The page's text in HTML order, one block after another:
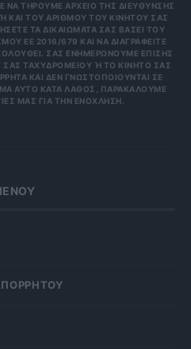
ΤΗΡΟΎΜΕ ΑΡΧΕΊΟ ΤΗΣ ΔΙΕΎΘΥΝΣΗΣ ΗΛ
ΤΟΥ ΑΡΙΘΜΟΎ ΤΟΥ ΚΙΝΗΤΟΎ ΣΑΣ ΤΗΛ
ΤΑ ΔΙΚΑΙΏΜΑΤΆ ΣΑΣ ΒΆΣΕΙ ΤΟΥ ΆΡΘ
2016/679 ΚΑΙ ΝΑ ΔΙΑΓΡΑΦΕΊΤΕ ΚΆΝ
ΣΑΣ ΕΝΗΜΕΡΏΝΟΥΜΕ ΕΠΊΣΗΣ ΌΤΙ
Ή ΤΟ ΚΙΝΗΤΌ ΣΑΣ ΤΗΛΈ
ΔΕΝ ΓΝΩΣΤΟΠΟΙΟΎΝΤΑΙ ΣΕ ΤΡΊΤ
ΚΑΤΆ ΛΆΘΟΣ, ΠΑΡΑΚΑΛΟΎΜΕ ΔΕΧΘ
ΓΙΑ ΤΗΝ ΕΝΌΧΛΗΣΗ.